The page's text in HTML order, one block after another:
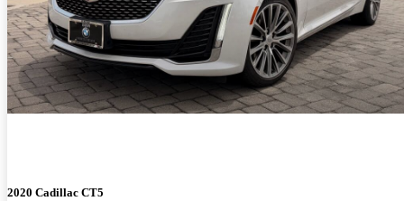
2020 Cadillac CT5